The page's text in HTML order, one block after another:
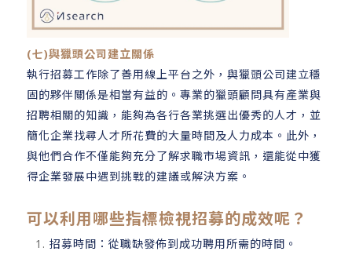
(七)與獵頭公司建立關係
執行招募工作除了善用線上平台之外，與獵頭公司建立穩
固的夥伴關係是相當有益的。專業的獵頭顧問具有產業與
招聘相關的知識，能夠為各行各業挑選出優秀的人才，並
簡化企業找尋人才所花費的大量時間及人力成本。此外，
與他們合作不僅能夠充分了解求職市場資訊，還能從中獲
得企業發展中遇到挑戰的建議或解決方案。
可以利用哪些指標檢視招募的成效呢？
招募時間：從職缺發佈到成功聘用所需的時間。